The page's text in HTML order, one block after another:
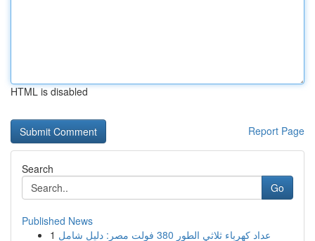
HTML is disabled
Report Page
Search
Go
Published News
1
عداد كهرباء ثلاثي الطور 380 فولت مصر: دليل شامل